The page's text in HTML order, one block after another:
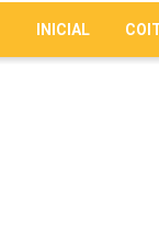
INICIAL